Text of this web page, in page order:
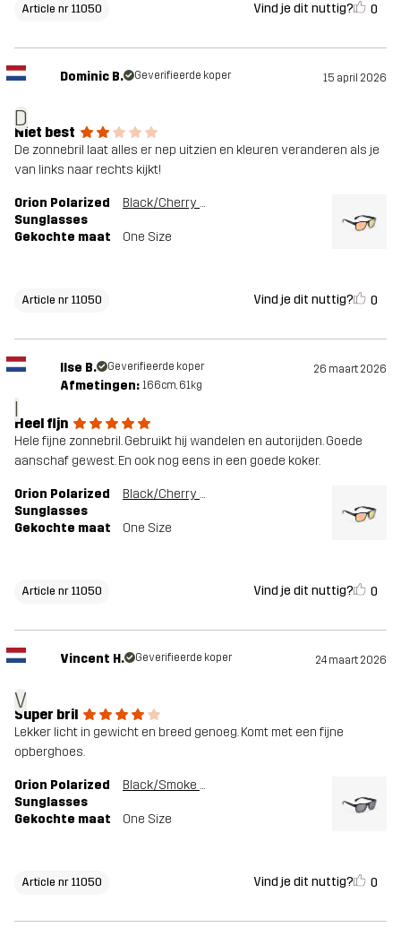
Article nr 11050 Vind je dit nuttig? 0
D
Dominic B. Geverifieerde koper 15 april 2026
Niet best
De zonnebril laat alles er nep uitzien en kleuren veranderen als je
van links naar rechts kijkt!
Orion Polarized
Sunglasses
Black/Cherry Pink
Gekochte maat One Size
Article nr 11050 Vind je dit nuttig? 0
I
Ilse B. Geverifieerde koper 26 maart 2026
Afmetingen: 166cm, 61kg
Heel fijn
Hele fijne zonnebril. Gebruikt hij wandelen en autorijden. Goede
aanschaf gewest. En ook nog eens in een goede koker.
Orion Polarized
Sunglasses
Black/Cherry Pink
Gekochte maat One Size
Article nr 11050 Vind je dit nuttig? 0
V
Vincent H. Geverifieerde koper 24 maart 2026
Super bril
Lekker licht in gewicht en breed genoeg. Komt met een fijne
opberghoes.
Orion Polarized
Sunglasses
Black/Smoke Grey
Gekochte maat One Size
Article nr 11050 Vind je dit nuttig? 0